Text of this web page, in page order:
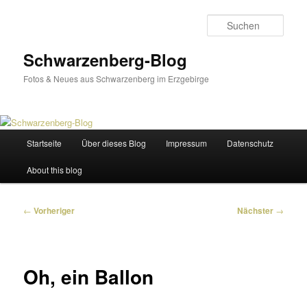
Schwarzenberg-Blog
Fotos & Neues aus Schwarzenberg im Erzgebirge
Startseite Über dieses Blog Impressum Datenschutz
About this blog
Beitragsnavigation
← Vorheriger Nächster →
Oh, ein Ballon